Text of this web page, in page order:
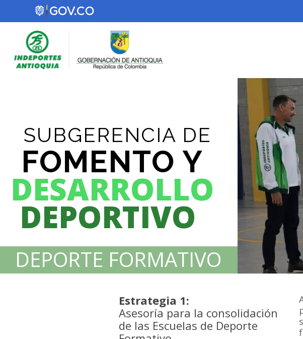
SUBGERENCIA DE
FOMENTO Y
DESARROLLO
DEPORTIVO
DEPORTE FORMATIVO
Estrategia 1:
Asesoría para la consolidación
de las Escuelas de Deporte